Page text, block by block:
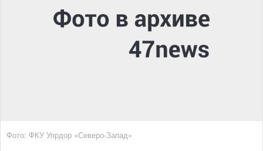
Фото: ФКУ Упрдор «Северо-Запад»